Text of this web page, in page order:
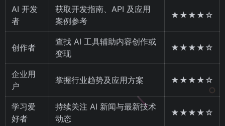
AI 开发
者
获取开发指南、API 及应用
案例参考
★★★★☆
创作者
查找 AI 工具辅助内容创作或
变现
★★★★☆
企业用
户
掌握行业趋势及应用方案 ★★★★☆
学习爱
好者
持续关注 AI 新闻与最新技术
动态
★★★★☆